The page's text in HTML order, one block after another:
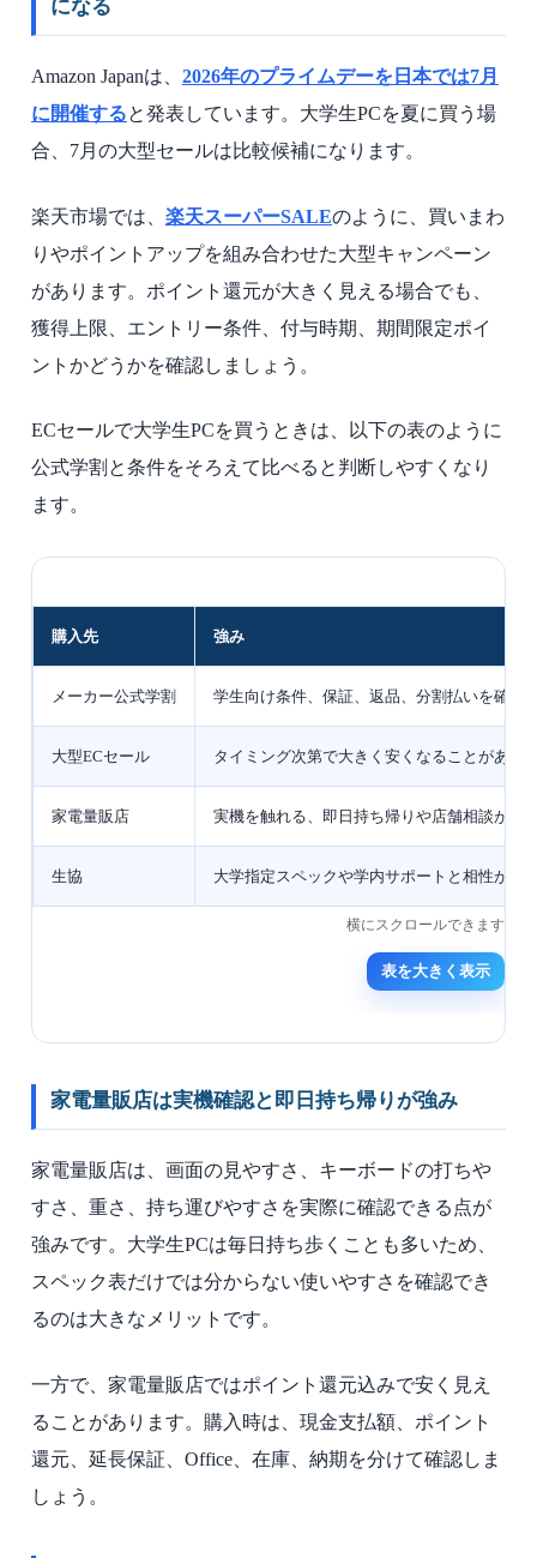
になる
Amazon Japanは、 2026年のプライムデーを日本では7月
に開催すると発表しています。大学生PCを夏に買う場
合、7月の大型セールは比較候補になります。
楽天市場では、 楽天スーパーSALEのように、買いまわ
りやポイントアップを組み合わせた大型キャンペーン
があります。ポイント還元が大きく見える場合でも、
獲得上限、エントリー条件、付与時期、期間限定ポイ
ントかどうかを確認しましょう。
ECセールで大学生PCを買うときは、以下の表のように
公式学割と条件をそろえて比べると判断しやすくなり
ます。
購入先 強み
メーカー公式学割 学生向け条件、保証、返品、分割払いを確認
大型ECセール タイミング次第で大きく安くなることがある
家電量販店 実機を触れる、即日持ち帰りや店舗相談がし
生協 大学指定スペックや学内サポートと相性がよ
表を大きく表示
家電量販店は実機確認と即日持ち帰りが強み
家電量販店は、画面の見やすさ、キーボードの打ちや
すさ、重さ、持ち運びやすさを実際に確認できる点が
強みです。大学生PCは毎日持ち歩くことも多いため、
スペック表だけでは分からない使いやすさを確認でき
るのは大きなメリットです。
一方で、家電量販店ではポイント還元込みで安く見え
ることがあります。購入時は、現金支払額、ポイント
還元、延長保証、Office、在庫、納期を分けて確認しま
しょう。